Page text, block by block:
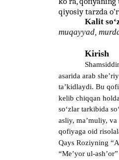
qiyosiy tarzda
Kalit
muqayyad,
Kirish
asarida arab
ta’kidlaydi. Bu
kelib chiqqan
so‘zlar tarkibida
asliy, ma’muliy,
qofiyaga oid
Qays Roziyning
“Me’yor ul-